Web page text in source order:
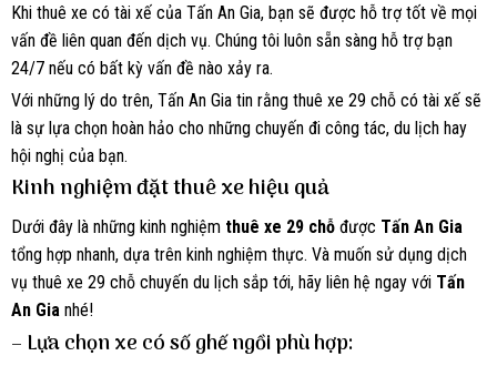
Khi thuê xe có tài xế của Tấn An Gia, bạn sẽ được hỗ trợ tốt về mọi
vấn đề liên quan đến dịch vụ. Chúng tôi luôn sẵn sàng hỗ trợ bạn
24/7 nếu có bất kỳ vấn đề nào xảy ra.
Với những lý do trên, Tấn An Gia tin rằng thuê xe 29 chỗ có tài xế sẽ
là sự lựa chọn hoàn hảo cho những chuyến đi công tác, du lịch hay
hội nghị của bạn.
Kinh nghiệm đặt thuê xe hiệu quả
Dưới đây là những kinh nghiệm thuê xe 29 chỗ được Tấn An Gia
tổng hợp nhanh, dựa trên kinh nghiệm thực. Và muốn sử dụng dịch
vụ thuê xe 29 chỗ chuyến du lịch sắp tới, hãy liên hệ ngay với Tấn
An Gia nhé!
– Lựa chọn xe có số ghế ngồi phù hợp: